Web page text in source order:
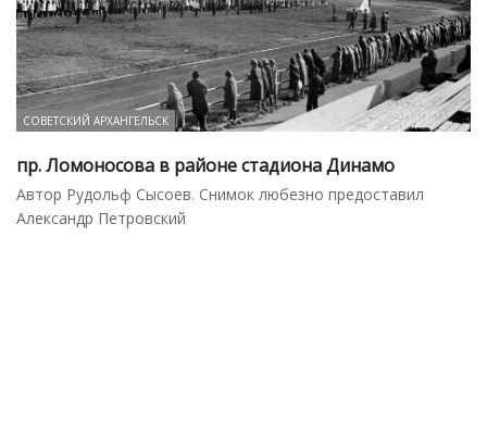
СОВЕТСКИЙ АРХАНГЕЛЬСК
пр. Ломоносова в районе стадиона Динамо
Автор Рудольф Сысоев. Снимок любезно предоставил
Александр Петровский